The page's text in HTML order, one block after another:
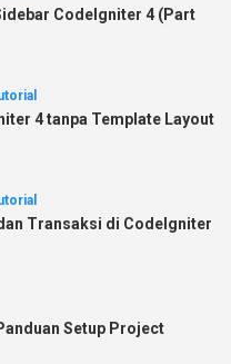
CodeIgniter 4 (Part
4 tanpa Template Layout
Transaksi di CodeIgniter
Setup Project